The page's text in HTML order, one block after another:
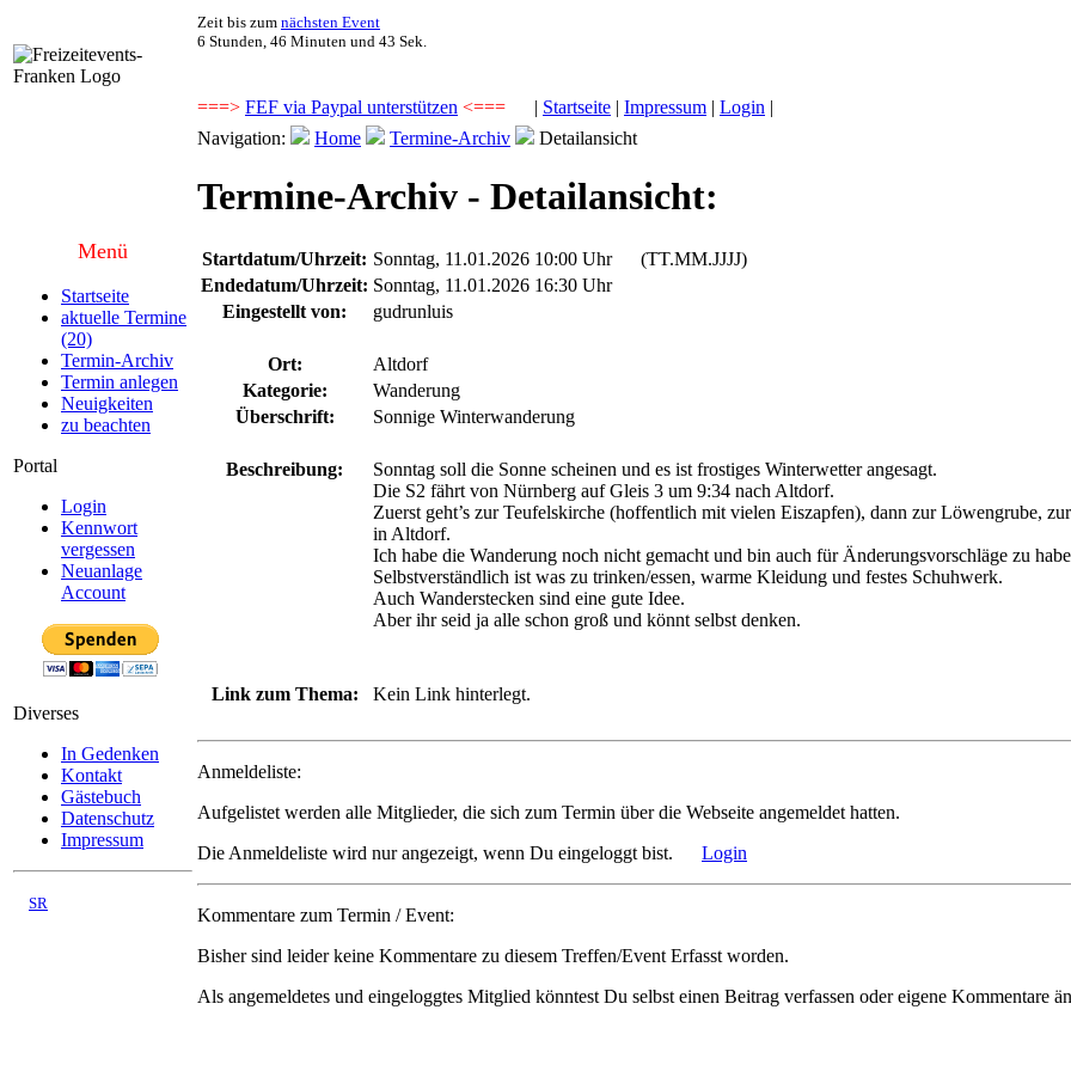
Zeit bis zum nächsten Event
6 Stunden, 46 Minuten und 42 Sek.
===> FEF via Paypal unterstützen <=== | Startseite | Impressum | Login |
Menü
Startseite
aktuelle Termine
(20)
Termin-Archiv
Termin anlegen
Neuigkeiten
zu beachten
Portal
Login
Kennwort
vergessen
Neuanlage
Account
Diverses
In Gedenken
Kontakt
Gästebuch
Datenschutz
Impressum
SR
Navigation: Home Termine-Archiv Detailansicht
Termine-Archiv - Detailansicht:
Startdatum/Uhrzeit: Sonntag, 11.01.2026 10:00 Uhr
(TT.MM.JJJJ)
Endedatum/Uhrzeit: Sonntag, 11.01.2026 16:30 Uhr
Eingestellt von:
gudrunluis
Ort:
Altdorf
Kategorie:
Wanderung
Überschrift:
Sonnige Winterwanderung
Beschreibung:
Sonntag soll die Sonne scheinen und es ist frostiges Winterwetter angesagt.
Die S2 fährt von Nürnberg auf Gleis 3 um 9:34 nach Altdorf.
Zuerst geht’s zur Teufelskirche (hoffentlich mit vielen Eiszapfen), dann zur Löwengrube,
in Altdorf.
Ich habe die Wanderung noch nicht gemacht und bin auch für Änderungsvorschläge zu
Selbstverständlich ist was zu trinken/essen, warme Kleidung und festes Schuhwerk.
Auch Wanderstecken sind eine gute Idee.
Aber ihr seid ja alle schon groß und könnt selbst denken.
Link zum Thema: Kein Link hinterlegt.
Anmeldeliste:
Aufgelistet werden alle Mitglieder, die sich zum Termin über die Webseite angemeldet hatten.
Die Anmeldeliste wird nur angezeigt, wenn Du eingeloggt bist. Login
Kommentare zum Termin / Event:
Bisher sind leiderkeine Kommentare zu diesem Treffen/Event Erfasst worden.
Als angemeldetes und eingeloggtes Mitglied könntest Du selbst einen Beitrag verfassen oder eigene Kommentare